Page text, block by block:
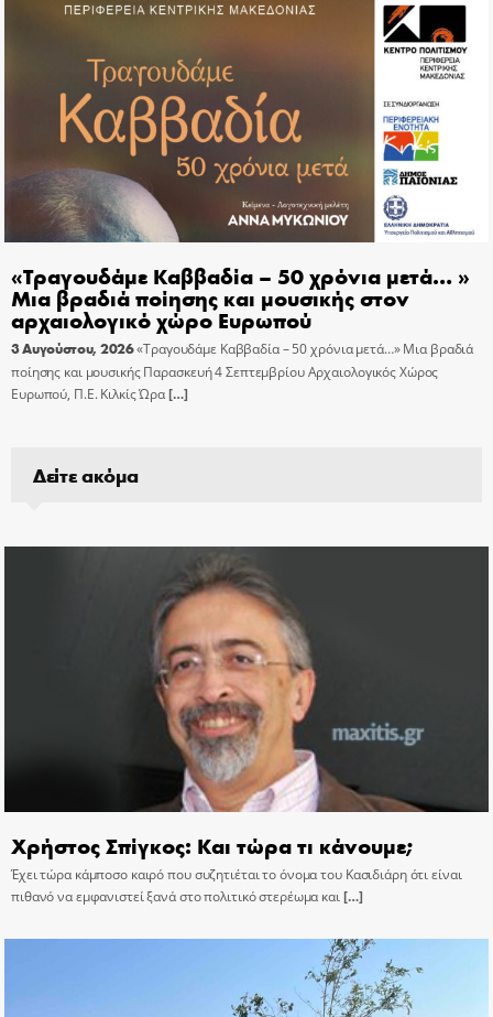
«Τραγουδάμε Καββαδία – 50 χρόνια μετά… »
Μια βραδιά ποίησης και μουσικής στον
αρχαιολογικό χώρο Ευρωπού
3 Αυγούστου, 2026«Τραγουδάμε Καββαδία – 50 χρόνια μετά…» Μια βραδιά
ποίησης και μουσικής Παρασκευή 4 Σεπτεμβρίου Αρχαιολογικός Χώρος
Ευρωπού, Π.Ε. Κιλκίς Ώρα[…]
Δείτε ακόμα
Χρήστος Σπίγκος: Και τώρα τι κάνουμε;
Έχει τώρα κάμποσο καιρό που συζητιέται το όνομα του Κασιδιάρη ότι είναι
πιθανό να εμφανιστεί ξανά στο πολιτικό στερέωμα και[…]